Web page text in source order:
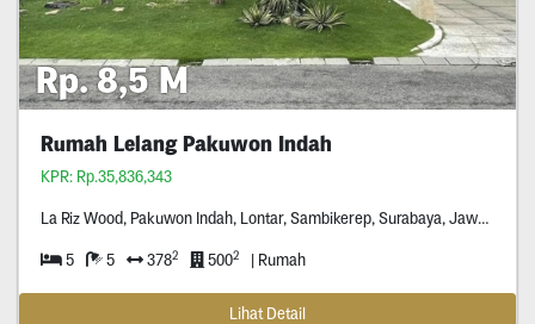
Rp. 8,5 M
Rumah Lelang Pakuwon Indah
KPR: Rp.35,836,343
La Riz Wood, Pakuwon Indah, Lontar, Sambikerep, Surabaya, Jawa Timur *****
5 5 3782 5002 | Rumah
Lihat Detail